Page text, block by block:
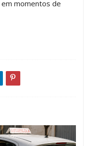
momentos de